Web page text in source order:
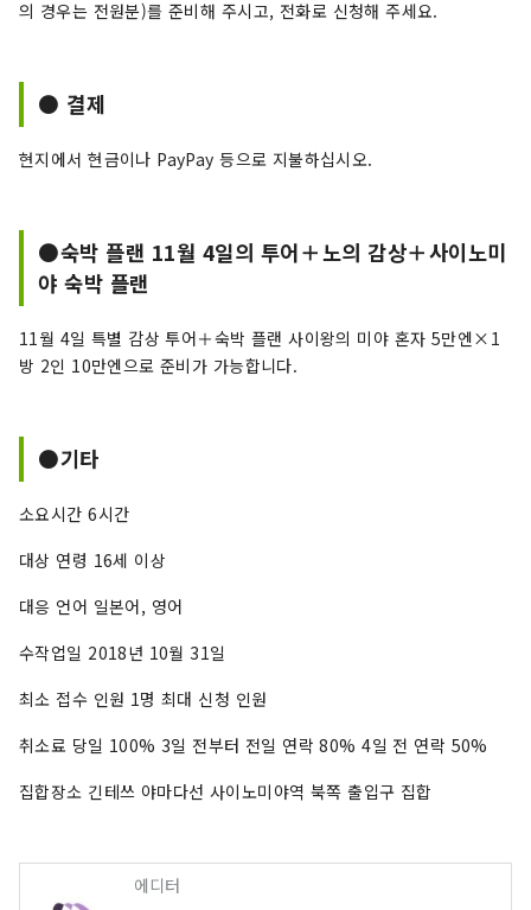
의 경우는 전원분)를 준비해 주시고, 전화로 신청해 주세요.
● 결제
현지에서 현금이나 PayPay 등으로 지불하십시오.
●숙박 플랜 11월 4일의 투어＋노의 감상＋사이노미
야 숙박 플랜
11월 4일 특별 감상 투어＋숙박 플랜 사이왕의 미야 혼자 5만엔×1
방 2인 10만엔으로 준비가 가능합니다.
●기타
소요시간 6시간
대상 연령 16세 이상
대응 언어 일본어, 영어
수작업일 2018년 10월 31일
최소 접수 인원 1명 최대 신청 인원
취소료 당일 100% 3일 전부터 전일 연락 80% 4일 전 연락 50%
집합장소 긴테쓰 야마다선 사이노미야역 북쪽 출입구 집합
에디터